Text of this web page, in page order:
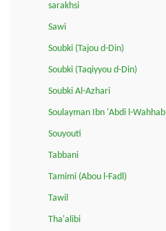
sarakhsi
Sawi
Soubki (Tajou d-Din)
Soubki (Taqiyyou d-Din)
Soubki Al-Azhari
Soulayman Ibn 'Abdi l-Wahhab
Souyouti
Tabbani
Tamimi (Abou l-Fadl)
Tawil
Tha'alibi